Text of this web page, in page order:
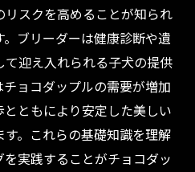
スクを高めることが知られ
ブリーダーは健康診断や遺
迎え入れられる子犬の提供
ョコダップルの需要が増加
ともにより安定した美しい
。これらの基礎知識を理解
実践することがチョコダッ